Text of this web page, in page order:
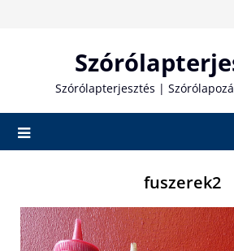
Szórólapterjesztés |
fuszerek2